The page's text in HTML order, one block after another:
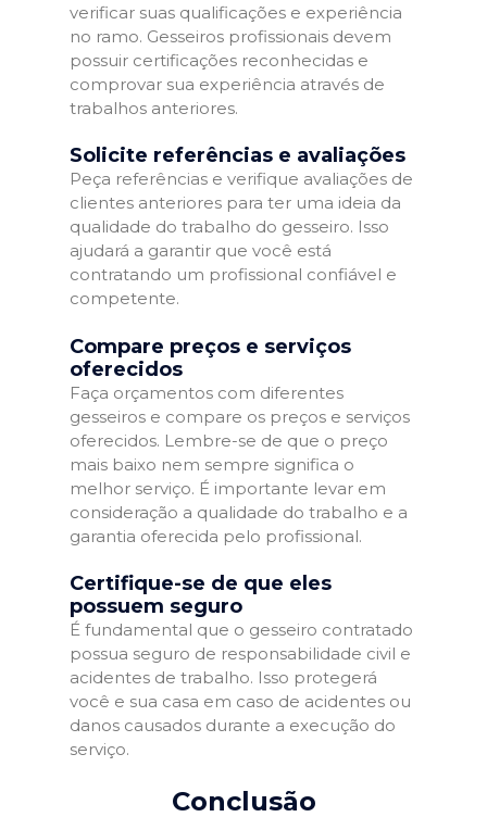
verificar suas qualificações e experiência
no ramo. Gesseiros profissionais devem
possuir certificações reconhecidas e
comprovar sua experiência através de
trabalhos anteriores.
Solicite referências e avaliações
Peça referências e verifique avaliações de
clientes anteriores para ter uma ideia da
qualidade do trabalho do gesseiro. Isso
ajudará a garantir que você está
contratando um profissional confiável e
competente.
Compare preços e serviços
oferecidos
Faça orçamentos com diferentes
gesseiros e compare os preços e serviços
oferecidos. Lembre-se de que o preço
mais baixo nem sempre significa o
melhor serviço. É importante levar em
consideração a qualidade do trabalho e a
garantia oferecida pelo profissional.
Certifique-se de que eles
possuem seguro
É fundamental que o gesseiro contratado
possua seguro de responsabilidade civil e
acidentes de trabalho. Isso protegerá
você e sua casa em caso de acidentes ou
danos causados durante a execução do
serviço.
Conclusão